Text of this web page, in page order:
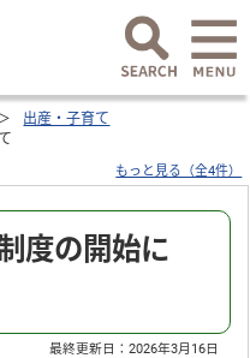
出産・子育て
もっと見る（全4件）
度の開始に
最終更新日：2026年3月16日